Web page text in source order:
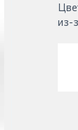
из-